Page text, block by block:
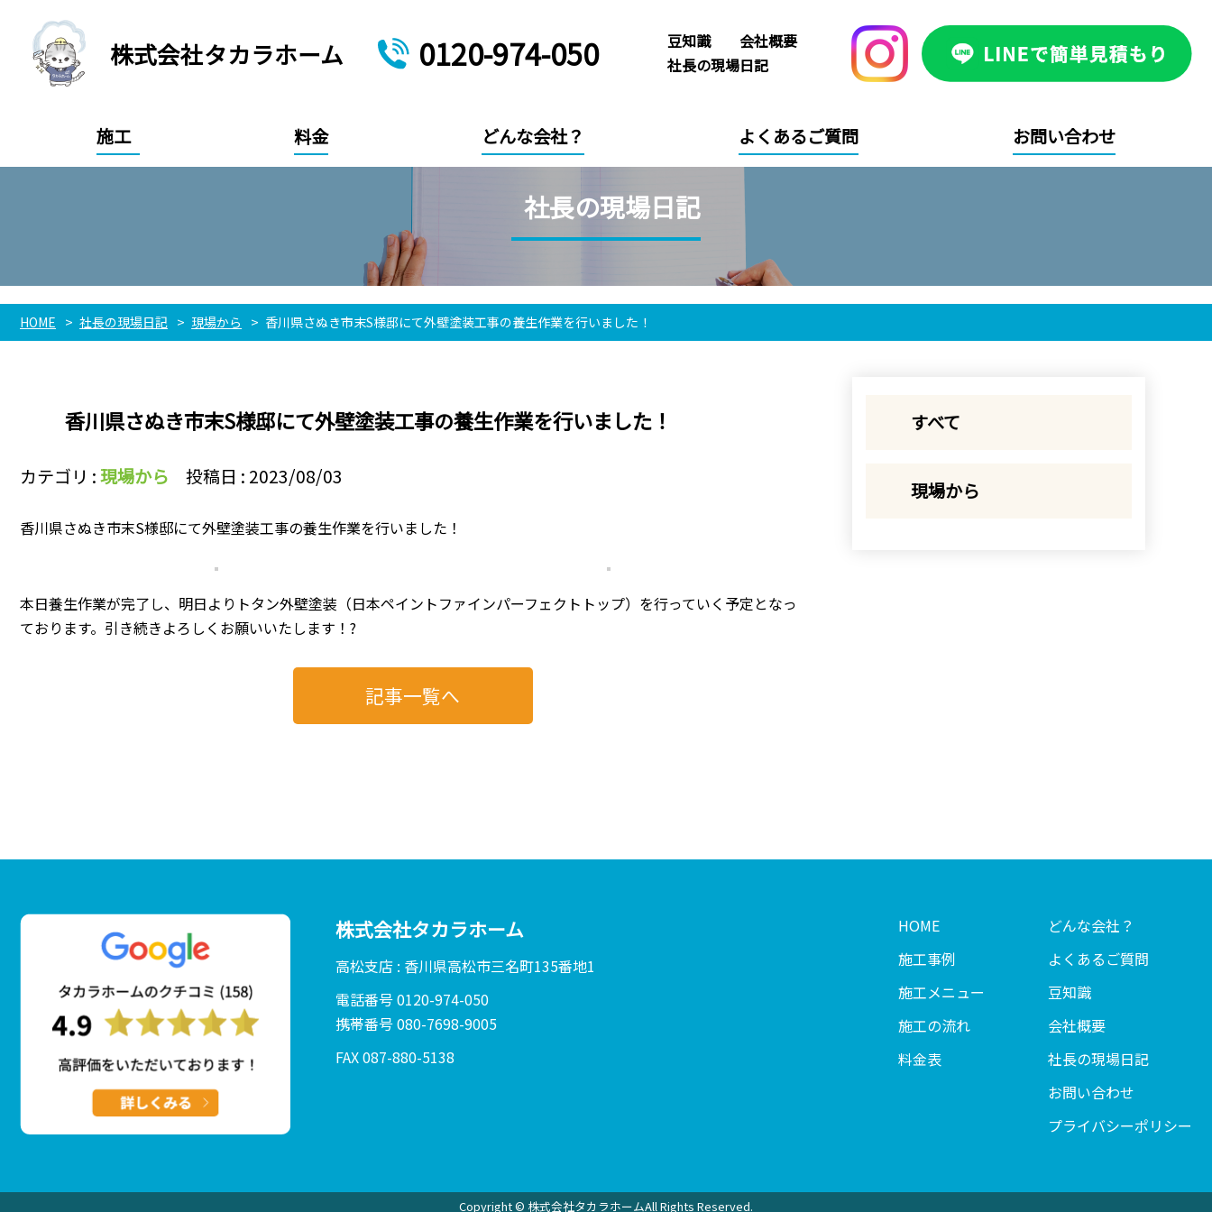
株式会社タカラホーム 0120-974-050 豆知識
会社概要
社長の現場日記
施工 料金 どんな会社？ よくあるご質問 お問い合わせ
社長の現場日記
HOME 社長の現場日記 現場から 香川県さぬき市末S様邸にて外壁塗装工事の養生作業を行いました！
香川県さぬき市末S様邸にて外壁塗装工事の養生作業を行いました！
カテゴリ :現場から 投稿日 : 2023/08/03
香川県さぬき市末S様邸にて外壁塗装工事の養生作業を行いました！
本日養生作業が完了し、明日よりトタン外壁塗装（日本ペイントファインパーフェクトトップ）を行っていく予定となっ
ております。引き続きよろしくお願いいたします！?
記事一覧へ
すべて
現場から
株式会社タカラホーム
高松支店 : 香川県高松市三名町135番地1
電話番号 0120-974-050
携帯番号 080-7698-9005
FAX 087-880-5138
HOME
施工事例
施工メニュー
施工の流れ
料金表
どんな会社？
よくあるご質問
豆知識
会社概要
社長の現場日記
お問い合わせ
プライバシーポリシー
Copyright © 株式会社タカラホームAll Rights Reserved.